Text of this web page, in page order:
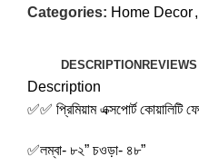
Categories: Home Decor,
DESCRIPTIONREVIEWS
Description
✅✅ প্রিমিয়াম এক্সপোর্ট কোয়ালিটি
✅লম্বা- ৮২” চওড়া- ৪৮”